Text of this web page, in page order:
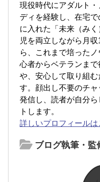
現役時代にアダルト
ディを経験し、在宅
に入れた「未来（み
児を両立しながら月
ら、これまで培った
心者からベテランま
や、安心して取り組
す。顔出し不要のチ
発信し、読者が自分
トします。
詳しいプロフィールは
ブログ執筆・監